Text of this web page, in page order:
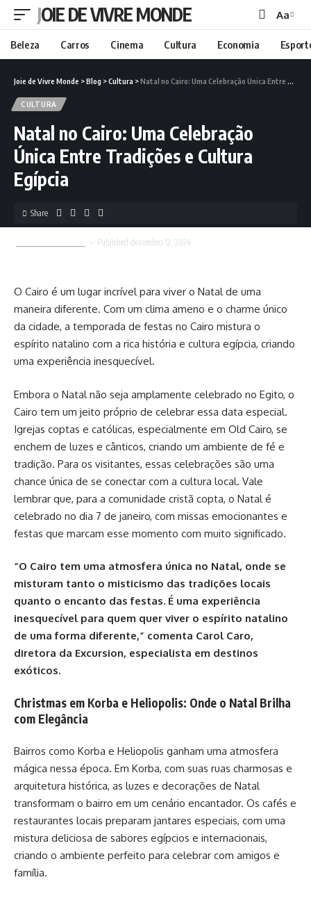
JOIE DE VIVRE MONDE Aa
Beleza Carros Cinema Cultura Economia
Joie de Vivre Monde >Blog >Cultura >Natal no Cairo: Uma Celebração Única Entre Tradições e Cultura Egípcia
CULTURA
Natal no Cairo: Uma Celebração
Única Entre Tradições e Cultura
Egípcia
Published dezembro 12, 2024
Share
O Cairo é um lugar incrível para viver o Natal de uma
maneira diferente. Com um clima ameno e o charme único
da cidade, a temporada de festas no Cairo mistura o
espírito natalino com a rica história e cultura egípcia, criando
uma experiência inesquecível.
Embora o Natal não seja amplamente celebrado no Egito, o
Cairo tem um jeito próprio de celebrar essa data especial.
Igrejas coptas e católicas, especialmente em Old Cairo, se
enchem de luzes e cânticos, criando um ambiente de fé e
tradição. Para os visitantes, essas celebrações são uma
chance única de se conectar com a cultura local. Vale
lembrar que, para a comunidade cristã copta, o Natal é
celebrado no dia 7 de janeiro, com missas emocionantes e
festas que marcam esse momento com muito significado.
“O Cairo tem uma atmosfera única no Natal, onde se
misturam tanto o misticismo das tradições locais
quanto o encanto das festas. É uma experiência
inesquecível para quem quer viver o espírito natalino
de uma forma diferente,” comenta Carol Caro,
diretora da Excursion, especialista em destinos
exóticos.
Christmas em Korba e Heliopolis: Onde o Natal Brilha
com Elegância
Bairros como Korba e Heliopolis ganham uma atmosfera
mágica nessa época. Em Korba, com suas ruas charmosas e
arquitetura histórica, as luzes e decorações de Natal
transformam o bairro em um cenário encantador. Os cafés e
restaurantes locais preparam jantares especiais, com uma
mistura deliciosa de sabores egípcios e internacionais,
criando o ambiente perfeito para celebrar com amigos e
família.